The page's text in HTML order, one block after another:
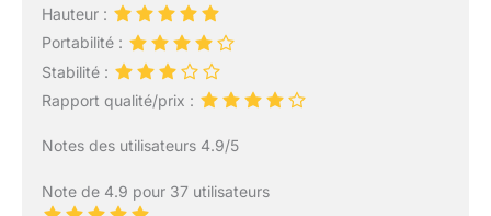
Hauteur :
Portabilité :
Stabilité :
Rapport qualité/prix :
Notes des utilisateurs 4.9/5
Note de 4.9 pour 37 utilisateurs